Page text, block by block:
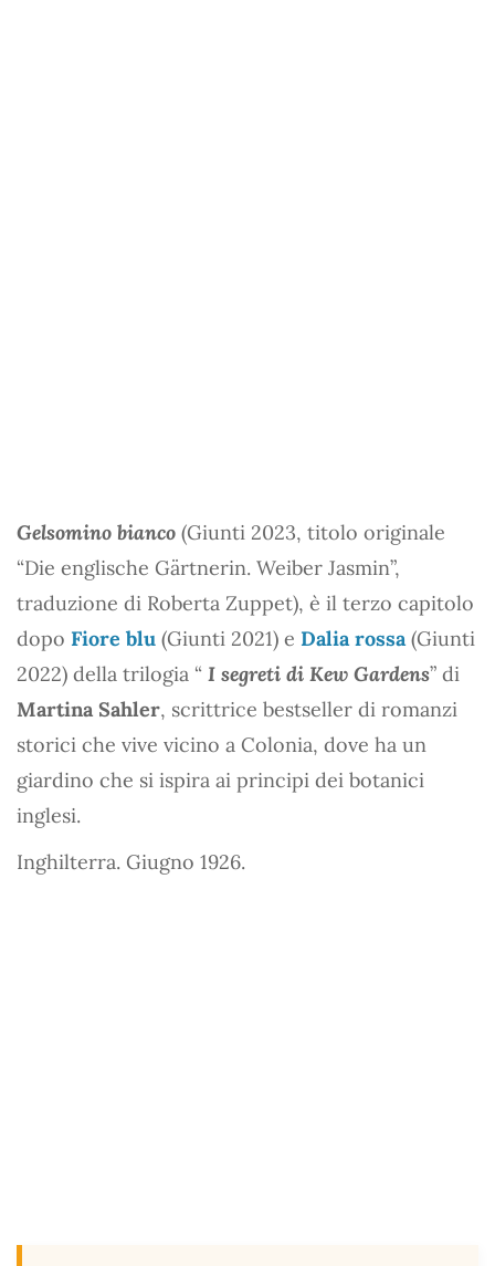
Gelsomino bianco (Giunti 2023, titolo originale
“Die englische Gärtnerin. Weiber Jasmin”,
traduzione di Roberta Zuppet), è il terzo capitolo
dopo Fiore blu (Giunti 2021) e Dalia rossa(Giunti
2022) della trilogia “ I segreti di Kew Gardens” di
Martina Sahler, scrittrice bestseller di romanzi
storici che vive vicino a Colonia, dove ha un
giardino che si ispira ai principi dei botanici
inglesi.
Inghilterra. Giugno 1926.